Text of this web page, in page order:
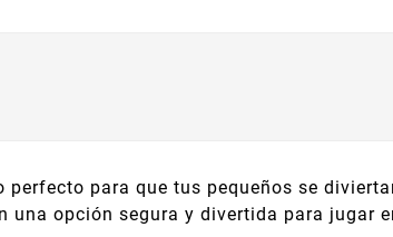
perfecto para que tus pequeños se
una opción segura y divertida para jugar